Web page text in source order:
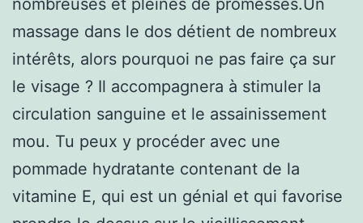
massage dans le dos détient de nombreux
intérêts, alors pourquoi ne pas faire ça sur
le visage ? Il accompagnera à stimuler la
circulation sanguine et le assainissement
mou. Tu peux y procéder avec une
pommade hydratante contenant de la
vitamine E, qui est un génial et qui favorise